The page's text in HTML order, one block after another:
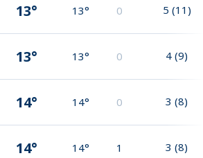
13° 13° 0 5 (11)
13° 13° 0 4 (9)
14° 14° 0 3 (8)
14° 14° 1 3 (8)